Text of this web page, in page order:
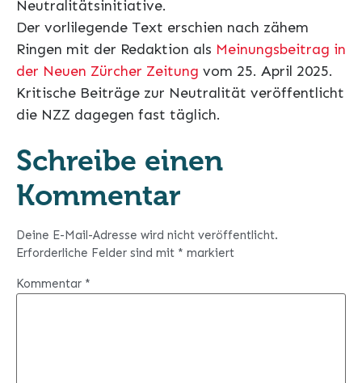
Neutralitätsinitiative.
Der vorlilegende Text erschien nach zähem
Ringen mit der Redaktion als Meinungsbeitrag in
der Neuen Zürcher Zeitung vom 25. April 2025.
Kritische Beiträge zur Neutralität veröffentlicht
die NZZ dagegen fast täglich.
Schreibe einen
Kommentar
Deine E-Mail-Adresse wird nicht veröffentlicht.
Erforderliche Felder sind mit * markiert
Kommentar *